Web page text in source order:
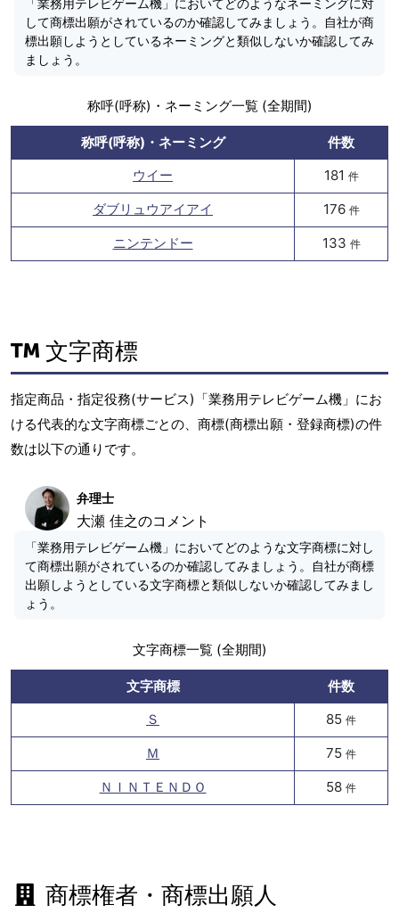
して商標出願がされているのか確認してみましょう。自社が商
標出願しようとしているネーミングと類似しないか確認してみ
ましょう。
称呼(呼称)・ネーミング一覧 (全期間)
称呼(呼称)・ネーミング
件数
ウイー
181 件
ダブリュウアイアイ 176 件
ニンテンドー 133 件
文字商標
指定商品・指定役務(サービス)「業務用テレビゲーム機」にお
ける代表的な文字商標ごとの、商標(商標出願・登録商標)の件
数は以下の通りです。
弁理士
大瀬 佳之のコメント
「業務用テレビゲーム機」においてどのような文字商標に対し
て商標出願がされているのか確認してみましょう。自社が商標
出願しようとしている文字商標と類似しないか確認してみまし
ょう。
文字商標一覧 (全期間)
文字商標
件数
Ｓ
85 件
Ｍ 75 件
ＮＩＮＴＥＮＤＯ 58 件
商標権者・商標出願人